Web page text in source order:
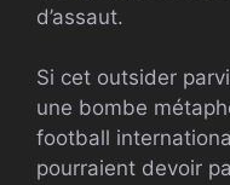
d’assaut.
Si cet outsider
une bombe
football
pourraient devoir